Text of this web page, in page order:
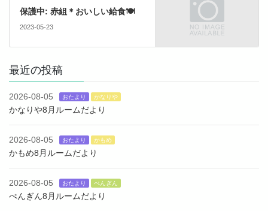
保護中: 赤組＊おいしい給食🍽
2023-05-23
最近の投稿
2026-08-05 おたより かなりや
かなりや8月ルームだより
2026-08-05 おたより かもめ
かもめ8月ルームだより
2026-08-05 おたより ぺんぎん
ぺんぎん8月ルームだより